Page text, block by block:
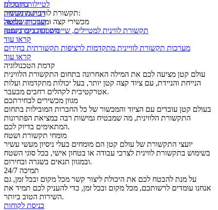
לטיילות חינוכית
רכישת מכשיר
השכרה בנפאל
השכרה בקירגיזסטן
כתבו לנו
תקשורת לווינית מתקדמת:
מכשירי קצה ומערכות שליטה
תקשורת לווינית למטיילים, שייטים ועובדים בשטח
קראו עוד
מערכות תקשורת לוויינית מתקדמות לרציפות תקשורתית בחירום
קראו עוד
קדמת הטכנולוגיה
עולם קטן מציעה לכם את המילה האחרונה בתחום התקשורת הלווינית
הנייחת והניידת, עם ציוד קצה קטן יותר, בעל יכולות מתקדמות ועלות
אטרקטיבית לקהלים רחבים מבעבר.
מגוון מכשירים לבחירתכם
בעולם קטן עובדים עם הציוד והמכשור של כל החברות המובילות בתחום
התקשורת הלווינית, מה שמבטיח גמישות רבה במציאת הפתרונות
המתאימים בדיוק לכם.
מומחי תקשורת ושטח
יועצי התקשורת של עולם קטן הם מומחים בעלי ניסיון מעשי עשיר
בשימוש בתקשורת לווינית לצרכי עבודה או בטחון אישי, בכל סוגי השטח
ובמגוון תנאים בשגרה ובחירום.
תמיכה 24/7
על מנת להבטח לכם את היכולת ליצור קשר מכל מקום ובכל זמן, גם
אנחנו עומדים לרשותכם, מכל מקום ובכל זמן, כדי להעניק לכם תמיד את
השירות הטוב ביותר.
כניסת לקוחות